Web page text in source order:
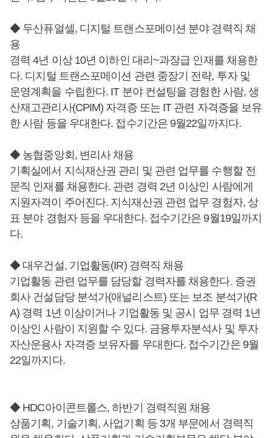
◆ 두산퓨얼셀, 디지털 트랜스포메이션 분야 경력직 채
용
경력 4년 이상 10년 이하인 대리~과장급 인재를 채용한
다. 디지털 트랜스포메이션 관련 중장기 전략, 투자 및
운영계획을 수립한다. IT 분야 컨설팅을 경험한 사람, 생
산재고관리사(CPIM) 자격증 또는 IT 관련 자격증을 보유
한 사람 등을 우대한다. 접수기간은 9월22일까지다.
◆ 농협중앙회, 변리사 채용
기획실에서 지식재산권 관리 및 관련 업무를 수행할 전
문직 인재를 채용한다. 관련 경력 2년 이상인 사람에게
지원자격이 주어진다. 지식재산권 관련 업무 경험자, 상
표 분야 경험자 등을 우대한다. 접수기간은 9월19일까지
다.
◆ 대우건설, 기업활동(IR) 경력직 채용
기업활동 관련 업무를 담당할 경력자를 채용한다. 증권
회사 건설담당 분석가(애널리스트) 또는 보조 분석가(R
A) 경력 1년 이상이거나 기업활동 및 공시 업무 경력 1년
이상인 사람이 지원할 수 있다. 금융투자분석사 및 투자
자산운용사 자격증 보유자를 우대한다. 접수기간은 9월
22일까지다.
◆ HDC아이콘트롤스, 하반기 경력직원 채용
상품기획, 기술기획, 사업기획 등 3개 부문에서 경력직